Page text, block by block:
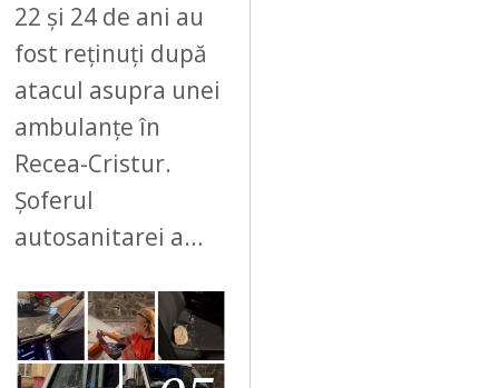
22 și 24 de ani au
fost reținuți după
atacul asupra unei
ambulanțe în
Recea-Cristur.
Șoferul
autosanitarei a…